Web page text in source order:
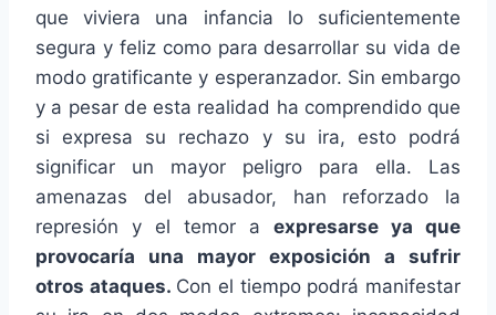
que viviera una infancia lo suficientemente
segura y feliz como para desarrollar su vida de
modo gratificante y esperanzador. Sin embargo
y a pesar de esta realidad ha comprendido que
si expresa su rechazo y su ira, esto podrá
significar un mayor peligro para ella. Las
amenazas del abusador, han reforzado la
represión y el temor a expresarse ya que
provocaría una mayor exposición a sufrir
otros ataques. Con el tiempo podrá manifestar